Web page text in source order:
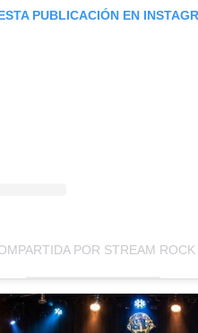
PUBLICACIÓN EN
POR STREAM